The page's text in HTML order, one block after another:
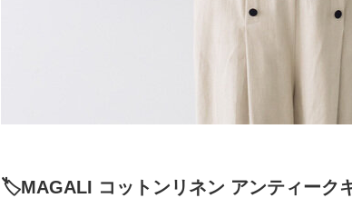
🏷️MAGALI コットンリネン アンティーク